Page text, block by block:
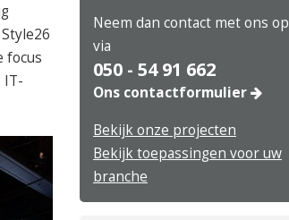
focus
IT-
Neem dan contact met ons op
via
050 - 54 91 662
Ons contactformulier
Bekijk onze projecten
Bekijk toepassingen voor uw
branche